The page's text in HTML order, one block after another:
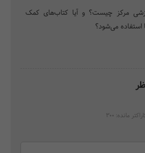
مرکز چیست؟ و آیا کتاب‌های کمک
استفاده می‌شود؟
مانده: 300